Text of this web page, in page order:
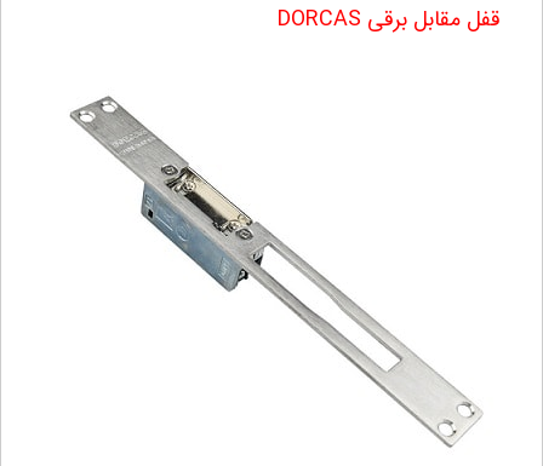
قفل مقابل برقی DORCAS